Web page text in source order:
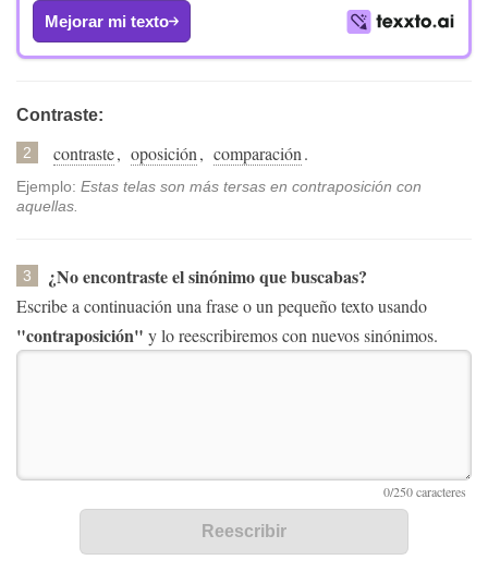
Mejorar mi texto
Contraste:
2 contraste, oposición, comparación.
Ejemplo: Estas telas son más tersas en contraposición con
aquellas.
3 ¿No encontraste el sinónimo que buscabas?
Escribe a continuación una frase o un pequeño texto usando
"contraposición" y lo reescribiremos con nuevos sinónimos.